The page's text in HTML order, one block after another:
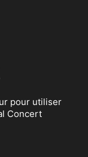
pour utiliser
Concert